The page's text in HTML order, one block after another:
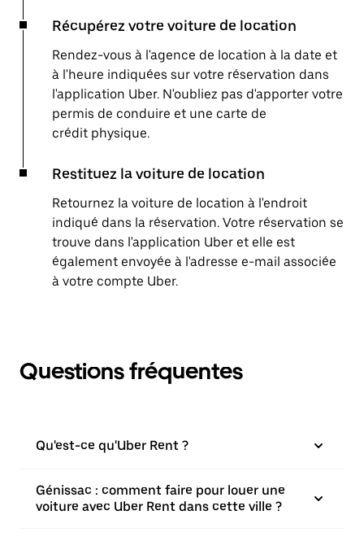
Récupérez votre voiture de location
Rendez-vous à l'agence de location à la date et
à l'heure indiquées sur votre réservation dans
l'application Uber. N'oubliez pas d'apporter votre
permis de conduire et une carte de
crédit physique.
Restituez la voiture de location
Retournez la voiture de location à l'endroit
indiqué dans la réservation. Votre réservation se
trouve dans l'application Uber et elle est
également envoyée à l'adresse e-mail associée
à votre compte Uber.
Questions fréquentes
Qu'est-ce qu'Uber Rent ?
Génissac : comment faire pour louer une
voiture avec Uber Rent dans cette ville ?